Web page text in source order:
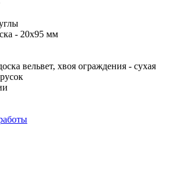
- 20х95 мм
вельвет, хвоя ограждения - сухая